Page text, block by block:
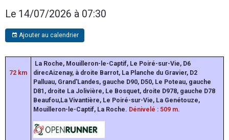
Le 14/07/2026 à 07:30
Ajouter au calendrier
72 km
La Roche, Mouilleron-le-Captif, Le Poiré-sur-Vie, D6
direcAizenay, à droite Barrot, La Planche du Gravier, D2
Palluau, Grand'Landes, gauche D90, D50, Le Poteau, gauche
D81, droite La Jolivière, Le Bosquet, droite D978, gauche D78
Beaufou,La Vivantière, Le Poiré-sur-Vie, La Genétouze,
Mouilleron-le-Captif, La Roche. Dénivelé : 509 m.